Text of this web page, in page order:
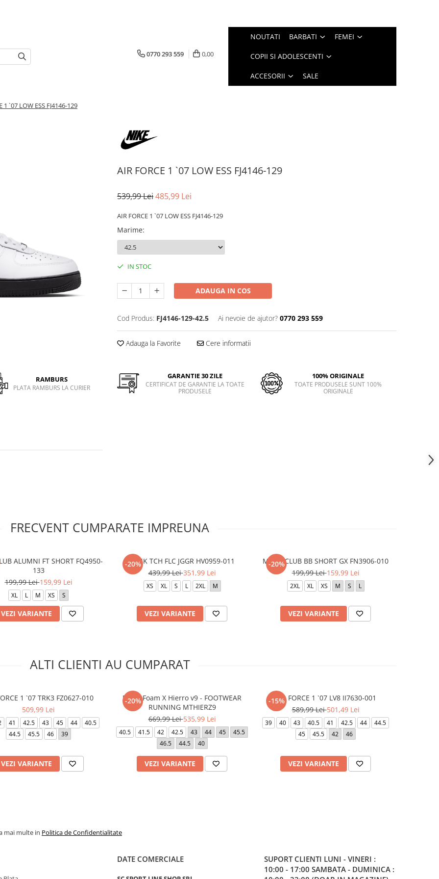
0770 293 559 0,00
NOUTATI BARBATI FEMEI
COPII SI ADOLESCENTI
ACCESORII SALE
1 `07 LOW ESS FJ4146-129
AIR FORCE 1 `07 LOW ESS FJ4146-129
539,99 Lei485,99 Lei
AIR FORCE 1 `07 LOW ESS FJ4146-129
Marime:
IN STOC
ADAUGA IN COS
Cod Produs: FJ4146-129-42.5 Ai nevoie de ajutor? 0770 293 559
Adauga la Favorite Cere informatii
RAMBURS
PLATA RAMBURS LA CURIER
GARANTIE 30 ZILE
CERTIFICAT DE GARANTIE LA TOATE
PRODUSELE
100% ORIGINALE
TOATE PRODUSELE SUNT 100%
ORIGINALE
FRECVENT CUMPARATE IMPREUNA
ALUMNI FT SHORT FQ4950-
133
199,99 Lei159,99 Lei
XL L M XS S
VEZI VARIANTE
-20%
M NK TCH FLC JGGR HV0959-011
439,99 Lei351,99 Lei
XS XL S L 2XL M
VEZI VARIANTE
-20%
M N K CLUB BB SHORT GX FN3906-010
199,99 Lei159,99 Lei
2XL XL XS M S L
VEZI VARIANTE
ALTI CLIENTI AU CUMPARAT
1 `07 TRK3 FZ0627-010
509,99 Lei
41 42.5 43 45 44
40.5
44.5
45.5 46 39
VEZI VARIANTE
-20%
Fresh Foam X Hierro v9 - FOOTWEAR
RUNNING MTHIERZ9
669,99 Lei535,99 Lei
40.5 41.5 42 42.5 43 44 45
45.5
46.5
44.5 40
VEZI VARIANTE
-15%
AIR FORCE 1 `07 LV8 II7630-001
589,99 Lei501,49 Lei
39 40 43 40.5 41 42.5 44
44.5
45
45.5 42 46
VEZI VARIANTE
mai multe in Politica de Confidentialitate
DATE COMERCIALE SUPORT CLIENTI LUNI - VINERI :
10:00 - 17:00 SAMBATA - DUMINICA :